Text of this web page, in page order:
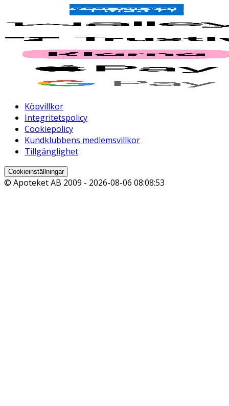
Köpvillkor
Integritetspolicy
Cookiepolicy
Kundklubbens medlemsvillkor
Tillgänglighet
Cookieinställningar
© Apoteket AB 2009 - 2026-08-06 08:08:53